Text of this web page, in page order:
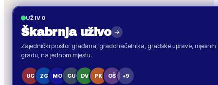
UŽIVO
Škabrnjauživo
Zajednički prostor građana, gradonačelnika, gradske uprave,
gradu, na jednom mjestu.
UG ZG MO GU DV PK OŠ +9